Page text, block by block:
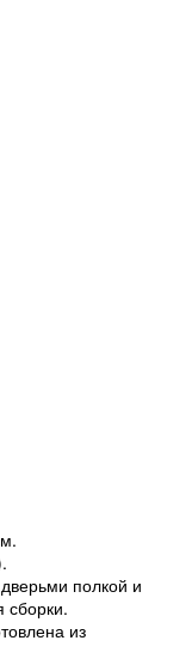
полкой и
сборки.
из